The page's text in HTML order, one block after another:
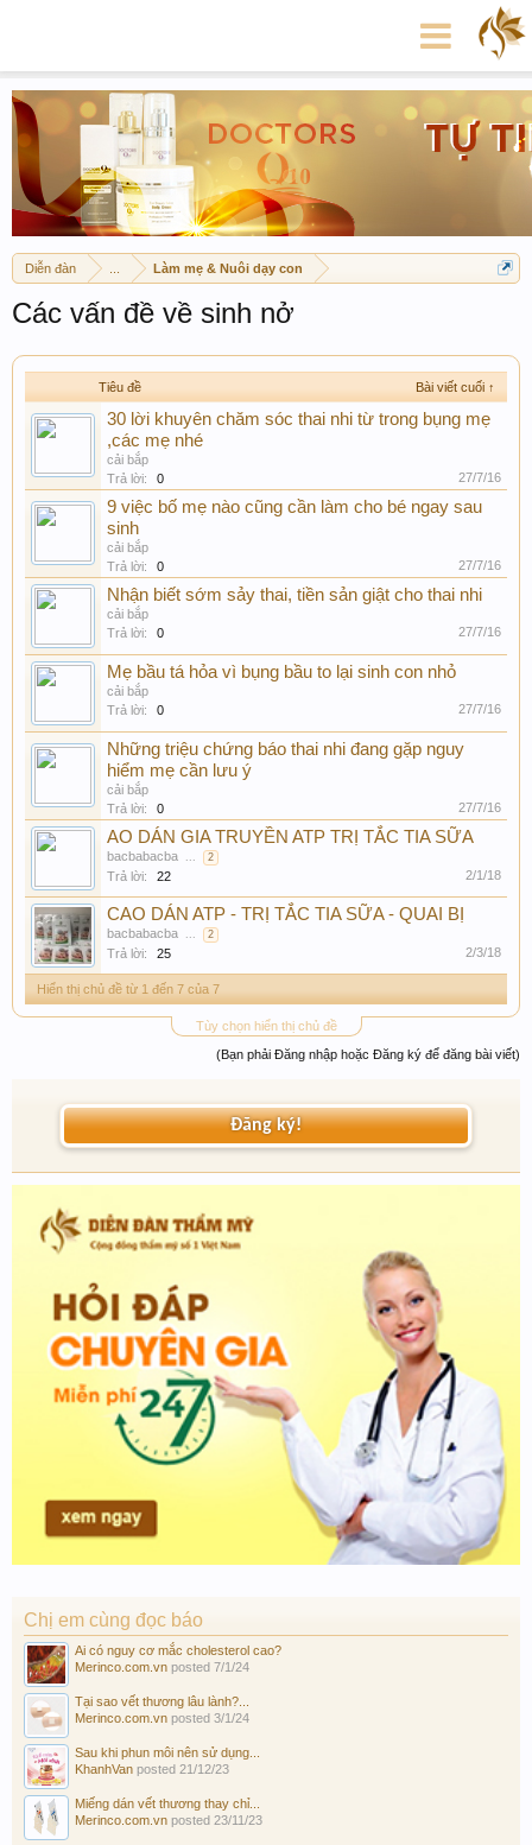
Diễn đàn Làm mẹ & Nuôi dạy con
Các vấn đề về sinh nở
Tiêu đề Bài viết cuối ↑
30 lời khuyên chăm sóc thai nhi từ trong bụng mẹ
,các mẹ nhé
cải bắp
Trả lời:
0 27/7/16
9 việc bố mẹ nào cũng cần làm cho bé ngay sau
sinh
cải bắp
Trả lời:
0 27/7/16
Nhận biết sớm sảy thai, tiền sản giật cho thai nhi
cải bắp
Trả lời:
0 27/7/16
Mẹ bầu tá hỏa vì bụng bầu to lại sinh con nhỏ
cải bắp
Trả lời:
0 27/7/16
Những triệu chứng báo thai nhi đang gặp nguy
hiểm mẹ cần lưu ý
cải bắp
Trả lời:
0 27/7/16
AO DÁN GIA TRUYỀN ATP TRỊ TẮC TIA SỮA
bacbabacba ... 2
Trả lời: 22 2/1/18
CAO DÁN ATP - TRỊ TẮC TIA SỮA - QUAI BỊ
bacbabacba ... 2
Trả lời: 25 2/3/18
Hiển thị chủ đề từ 1 đến 7 của 7
Tùy chọn hiển thị chủ đề
(Bạn phải Đăng nhập hoặc Đăng ký để đăng bài viết)
Đăng ký!
Chị em cùng đọc báo
Ai có nguy cơ mắc cholesterol cao?
Merinco.com.vn posted 7/1/24
Tại sao vết thương lâu lành?...
Merinco.com.vn posted 3/1/24
Sau khi phun môi nên sử dụng...
KhanhVan posted 21/12/23
Miếng dán vết thương thay chỉ...
Merinco.com.vn posted 23/11/23